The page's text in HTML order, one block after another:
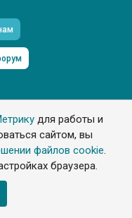
для работы и
сайтом, вы
файлов cookie.
браузера.
защищены
сайта с обязательной